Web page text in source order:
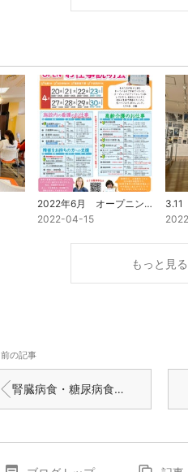
2022年6月 オープニング看護師さん募集中！ ※あと7名
2022-04-15
3.11
もっと見る
前の記事
腎臓病食・糖尿病食の全国配送開始！「さんさんパックおかず」